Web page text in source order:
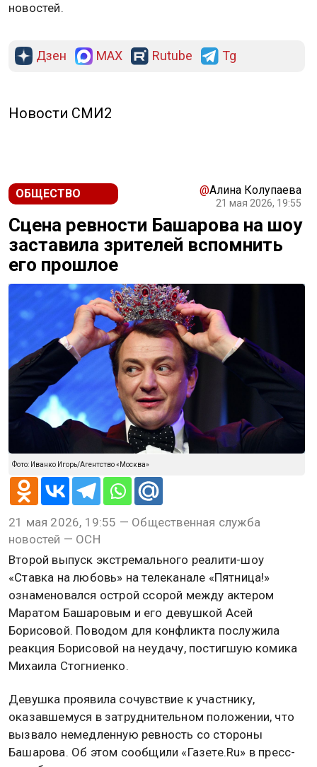
новостей.
Дзен MAX Rutube Tg
Новости СМИ2
ОБЩЕСТВО @Алина Колупаева
21 мая 2026, 19:55
Сцена ревности Башарова на шоу
заставила зрителей вспомнить
его прошлое
Фото: Иванко Игорь/Агентство «Москва»
21 мая 2026, 19:55 — Общественная служба
новостей — ОСН
Второй выпуск экстремального реалити-шоу
«Ставка на любовь» на телеканале «Пятница!»
ознаменовался острой ссорой между актером
Маратом Башаровым и его девушкой Асей
Борисовой. Поводом для конфликта послужила
реакция Борисовой на неудачу, постигшую комика
Михаила Стогниенко.
Девушка проявила сочувствие к участнику,
оказавшемуся в затруднительном положении, что
вызвало немедленную ревность со стороны
Башарова. Об этом сообщили «Газете.Ru» в пресс-